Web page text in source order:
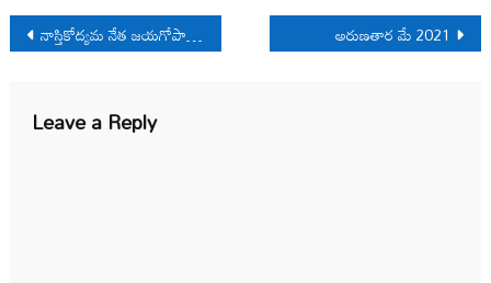
Post
navigation
నాస్తికోద్యమ నేత జయగోపాల్‌కు నివాళి అరుణతార మే 2021
Leave a Reply